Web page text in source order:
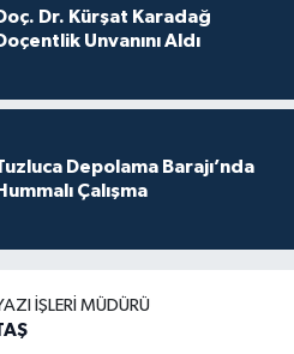
Dr. Kürşat Karadağ
Unvanını Aldı
Depolama Barajı’nda
Çalışma
İŞLERI MÜDÜRÜ